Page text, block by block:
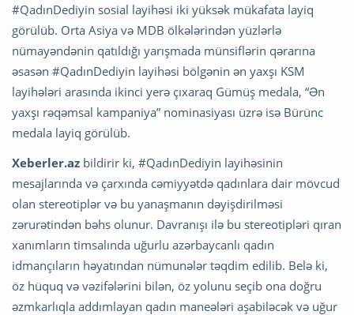
#QadınDediyin sosial layihəsi iki yüksək mükafata layiq
görülüb. Orta Asiya və MDB ölkələrindən yüzlərlə
nümayəndənin qatıldığı yarışmada münsiflərin qərarına
əsasən #QadınDediyin layihəsi bölgənin ən yaxşı KSM
layihələri arasında ikinci yerə çıxaraq Gümüş medala, “Ən
yaxşı rəqəmsal kampaniya” nominasiyası üzrə isə Bürünc
medala layiq görülüb.
Xeberler.az bildirir ki, #QadınDediyin layihəsinin
mesajlarında və çarxında cəmiyyətdə qadınlara dair mövcud
olan stereotiplər və bu yanaşmanın dəyişdirilməsi
zərurətindən bəhs olunur. Davranışı ilə bu stereotipləri qıran
xanımların timsalında uğurlu azərbaycanlı qadın
idmançıların həyatından nümunələr təqdim edilib. Belə ki,
öz hüquq və vəzifələrini bilən, öz yolunu seçib ona doğru
əzmkarlıqla addımlayan qadın maneələri aşabiləcək və uğur